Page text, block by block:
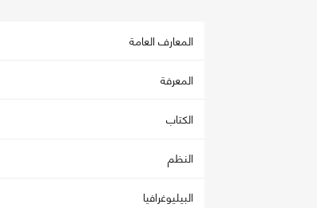
المعارف العامة
المعرفة
الكتاب
النظم
البيليوغرافيا